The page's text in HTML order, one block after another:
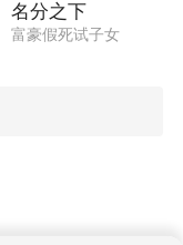
名分之下
富豪假死试子女